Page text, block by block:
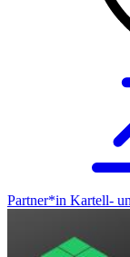
Partner*in Kartell-